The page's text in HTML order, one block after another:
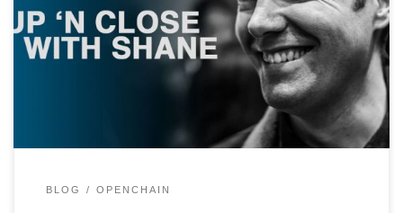
Shane CoughlanはLinux FoundationでOpenChainプロジェクト
を指揮 […]
BLOG OPENCHAIN